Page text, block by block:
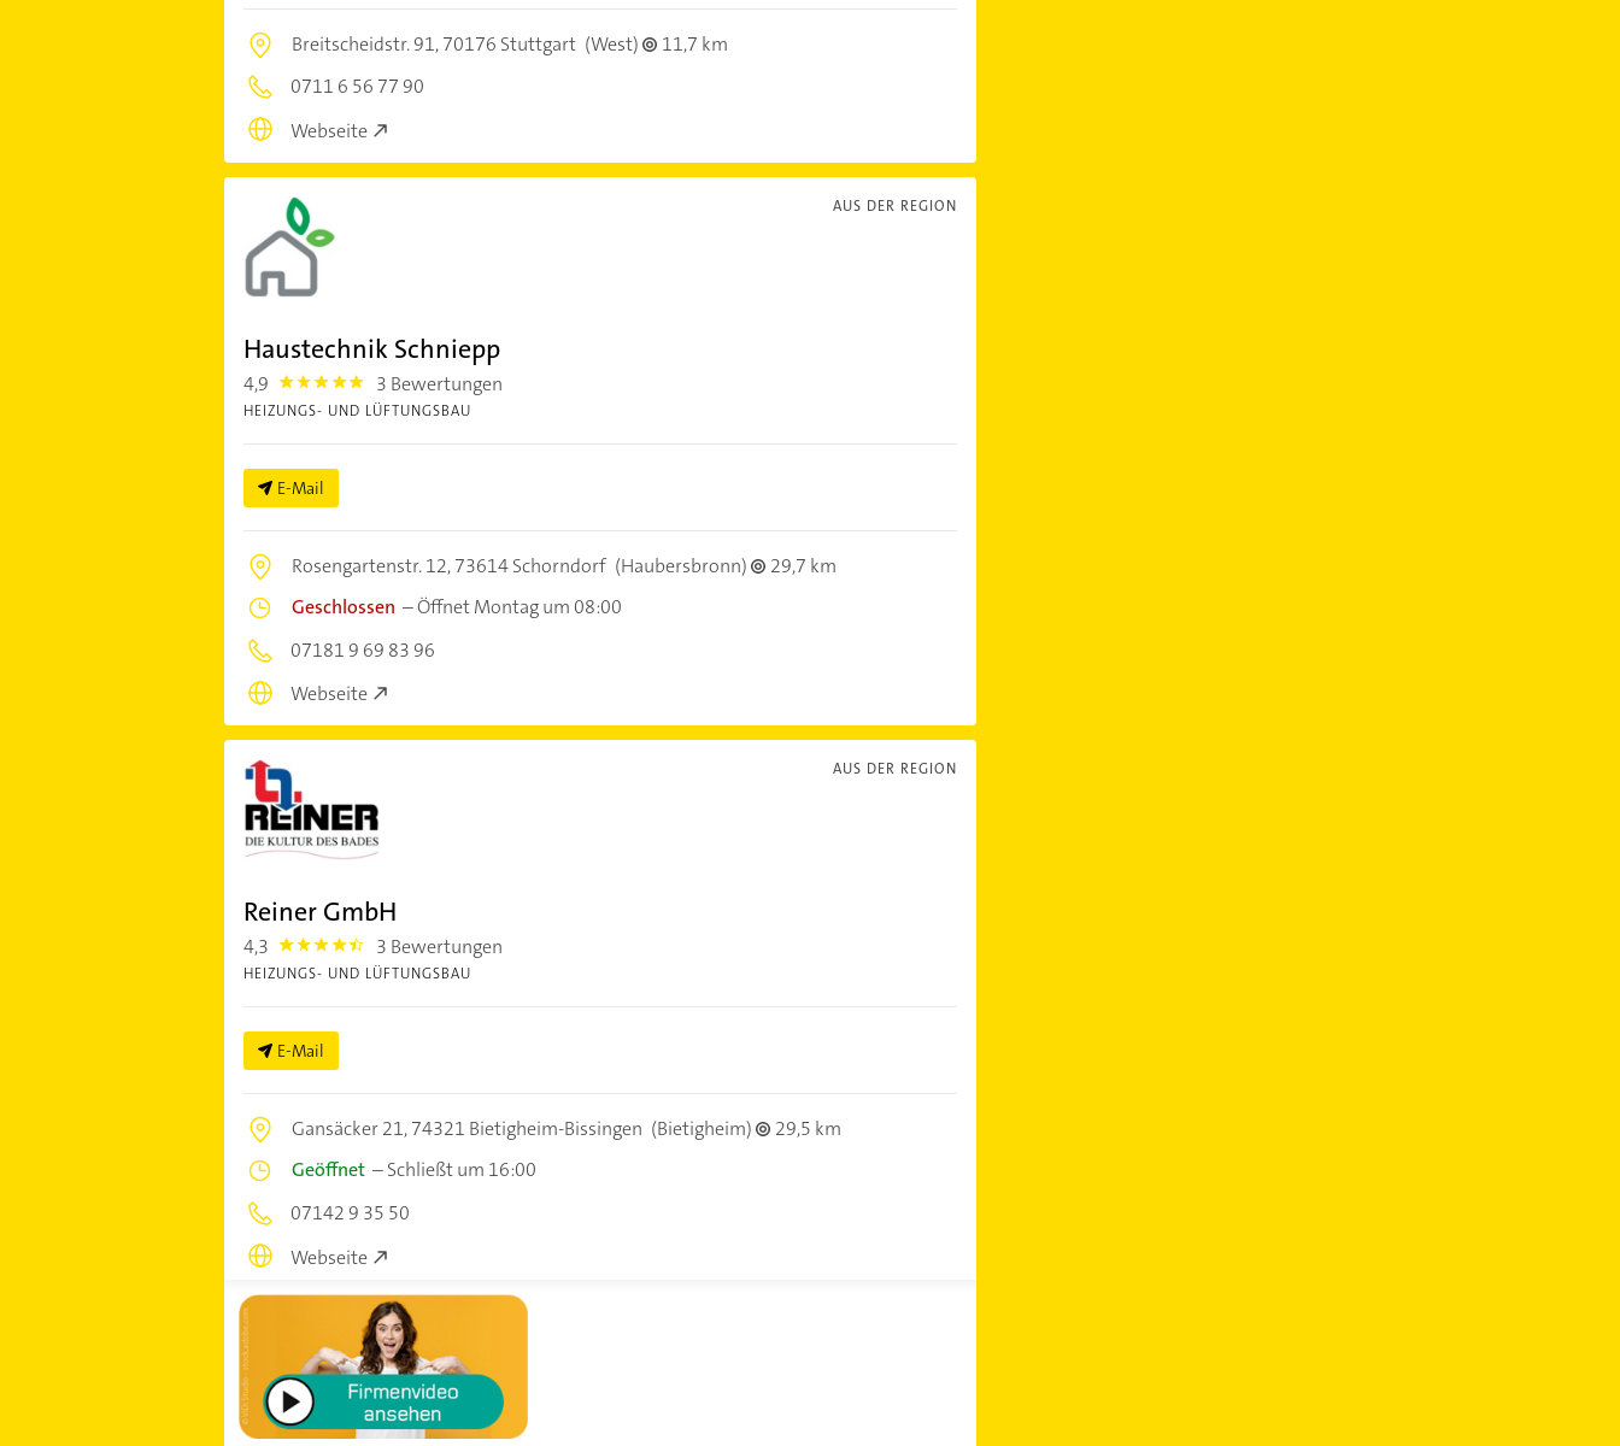
Breitscheidstr. 91,70176 Stuttgart (West)
11,7 km
0711 6 56 77 90
Webseite
AUS DER REGION
Haustechnik Schniepp
4,9 4.9 3 Bewertungen
HEIZUNGS- UND LÜFTUNGSBAU
E-Mail
Rosengartenstr. 12,73614 Schorndorf (Haubersbronn)
29,7 km
Geschlossen –Öffnet Montag um 08:00
07181 9 69 83 96
Webseite
AUS DER REGION
Reiner GmbH
4,3 4.3 3 Bewertungen
HEIZUNGS- UND LÜFTUNGSBAU
E-Mail
Gansäcker 21,74321 Bietigheim-Bissingen (Bietigheim)
29,5 km
Geöffnet–Schließt um 16:00
07142 9 35 50
Webseite